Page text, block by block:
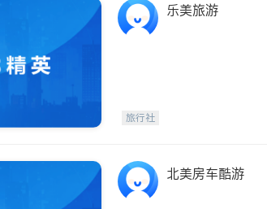
乐美旅游
旅行社
北美房车酷游